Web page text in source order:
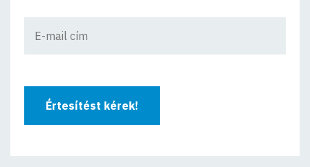
Értesítést kérek!